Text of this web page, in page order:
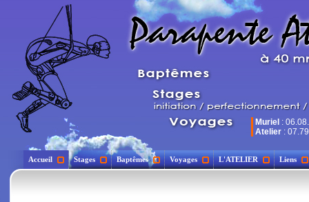
Muriel :
Atelier :
Accueil Stages Baptêmes Voyages L'ATELIER Liens